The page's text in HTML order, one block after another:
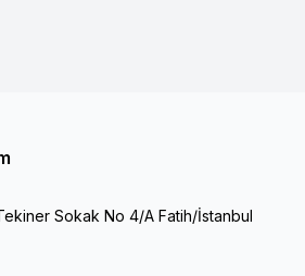
Sokak No 4/A Fatih/İstanbul